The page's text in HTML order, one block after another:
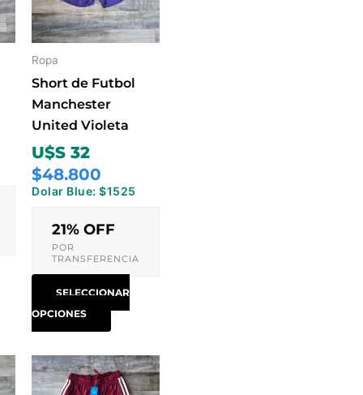
Ropa
Short de Futbol
Manchester
United Violeta
U$S 32
$48.800
Dolar Blue: $1525
21% OFF
POR
TRANSFERENCIA
SELECCIONAR
OPCIONES
variantes.
Las
de
producto
Este
producto